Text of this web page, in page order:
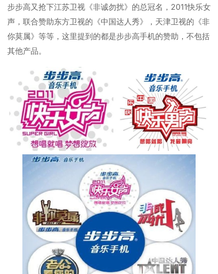
步步高又抢下江苏卫视《非诚勿扰》的总冠名，2011快乐女
声，联合赞助东方卫视的《中国达人秀》，天津卫视的《非
你莫属》等等，这里提到的都是步步高手机的赞助，不包括
其他产品。